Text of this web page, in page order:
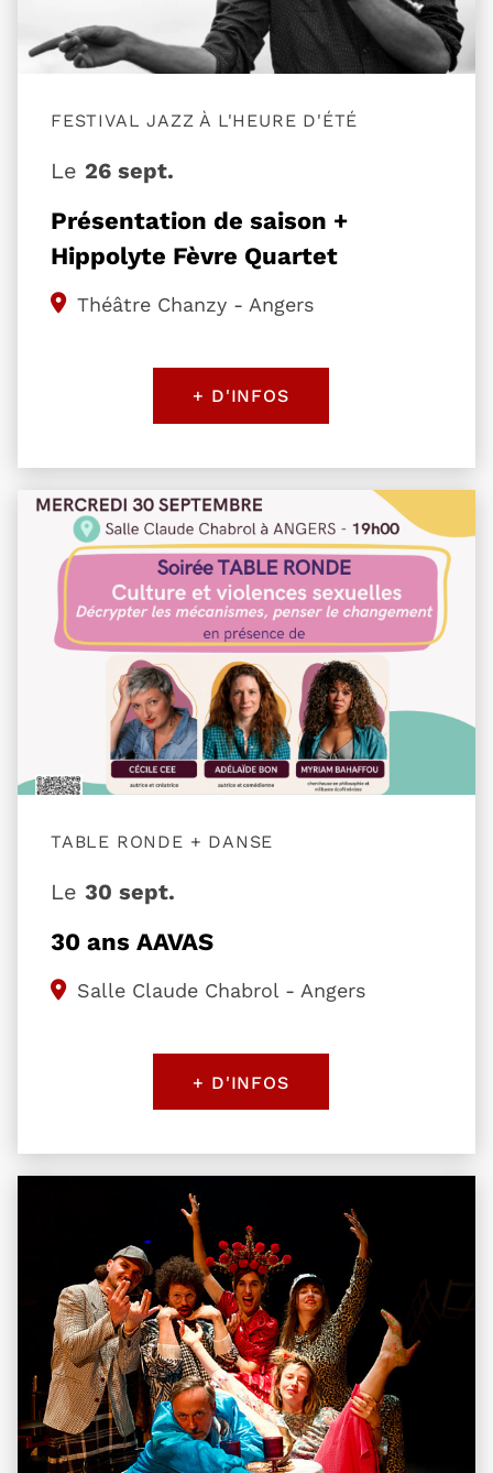
Présentation de saison +
Hippolyte Fèvre Quartet
FESTIVAL JAZZ À L'HEURE D'ÉTÉ
Le 26 sept.
Théâtre Chanzy - Angers
+ D'INFOS
30 ans AAVAS
TABLE RONDE + DANSE
Le 30 sept.
Salle Claude Chabrol - Angers
+ D'INFOS
Plus d'information sur l'évènement 30 ans AAVAS
Plus d'information sur l'évènement J'adore ma